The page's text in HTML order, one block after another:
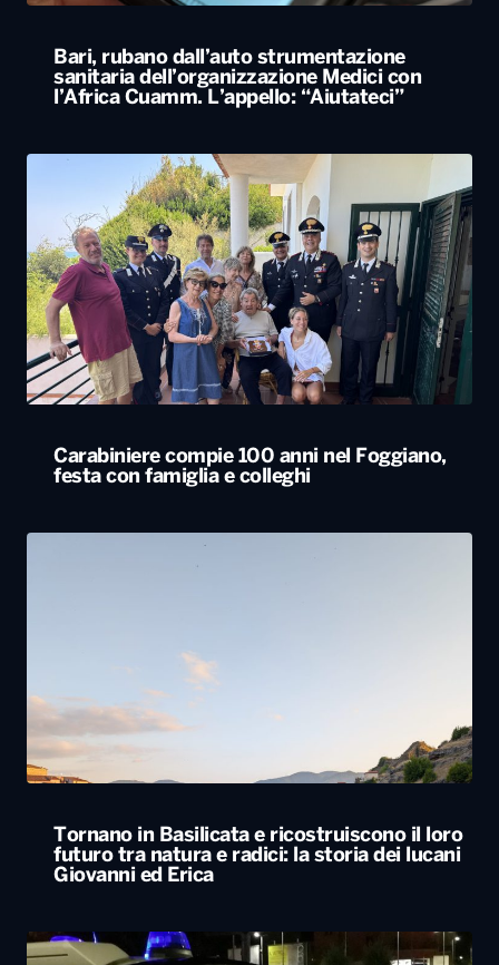
Bari, rubano dall’auto strumentazione
sanitaria dell’organizzazione Medici con
l’Africa Cuamm. L’appello: “Aiutateci”
Carabiniere compie 100 anni nel Foggiano,
festa con famiglia e colleghi
Tornano in Basilicata e ricostruiscono il loro
futuro tra natura e radici: la storia dei lucani
Giovanni ed Erica